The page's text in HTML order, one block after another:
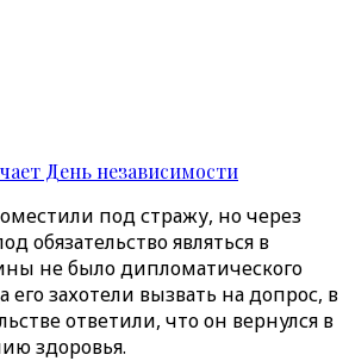
День независимости
под стражу, но через
обязательство являться в
не было дипломатического
захотели вызвать на допрос, в
ответили, что он вернулся в
здоровья.